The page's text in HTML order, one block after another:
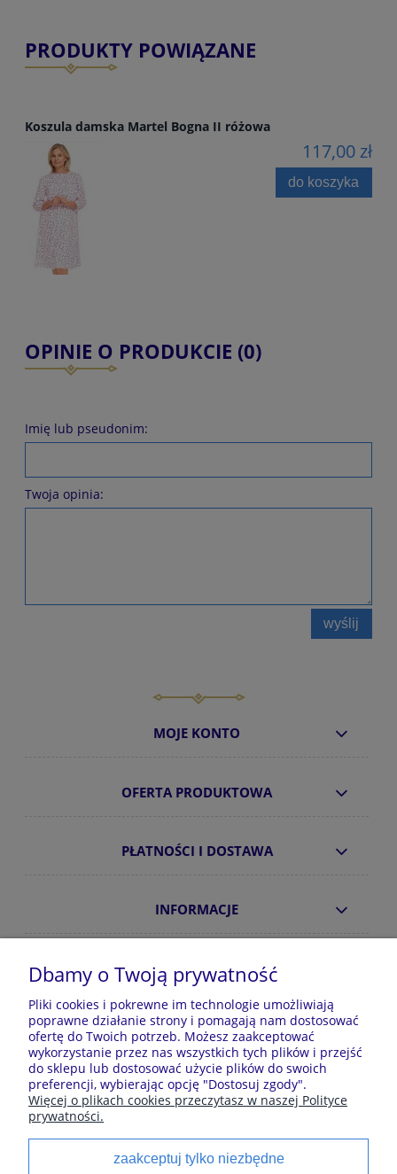
PRODUKTY POWIĄZANE
Koszula damska Martel Bogna II różowa
117,00 zł
do koszyka
OPINIE O PRODUKCIE (0)
Imię lub pseudonim:
Twoja opinia:
wyślij
MOJE KONTO
OFERTA PRODUKTOWA
PŁATNOŚCI I DOSTAWA
INFORMACJE
O NAS
Sklep z piżamami Kraina Piżam | Plac Zwycięstwa 7, 28-
100 Busko-Zdrój | E-mail: krainapizam@gmail.com | Tel.
602 809 945 | NIP: 6551814701 | REGON: 528344498
Polecane kategorie
Dbamy o Twoją prywatność
Pliki cookies i pokrewne im technologie umożliwiają
poprawne działanie strony i pomagają nam dostosować
ofertę do Twoich potrzeb. Możesz zaakceptować
wykorzystanie przez nas wszystkich tych plików i przejść
do sklepu lub dostosować użycie plików do swoich
preferencji, wybierając opcję "Dostosuj zgody".
Więcej o plikach cookies przeczytasz w naszej Polityce
prywatności.
zaakceptuj tylko niezbędne